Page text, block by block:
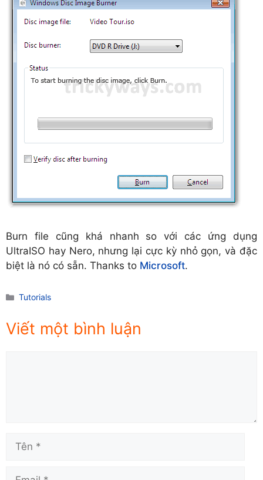
Burn file cũng khá nhanh so với các ứng dụng
UltraISO hay Nero, nhưng lại cực kỳ nhỏ gọn, và đặc
biệt là nó có sẵn. Thanks to Microsoft.
Danh
Tutorials
Viết một bình luận